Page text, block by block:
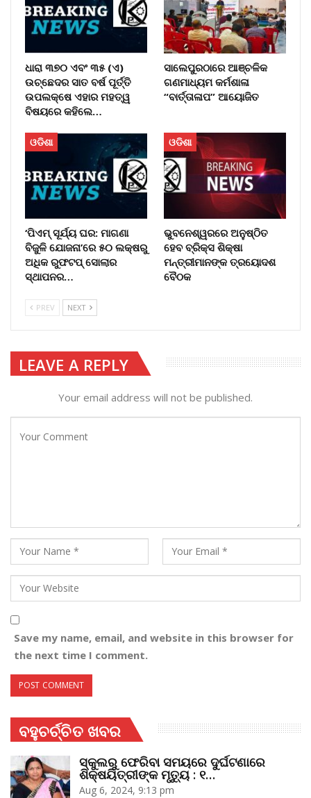
ଧାରା ୩୭୦ ଏବଂ ୩୫ (ଏ)
ଉଚ୍ଛେଦର ସାତ ବର୍ଷ ପୂର୍ତ୍ତି
ଉପଲକ୍ଷେ ଏହାର ମହତ୍ୱ
ବିଷୟରେ କହିଲେ…
ସାଲେପୁରଠାରେ ଆଞ୍ଚଳିକ
ଗଣମାଧ୍ୟମ କର୍ମଶାଳା
“ବାର୍ତ୍ତାଳାପ” ଆୟୋଜିତ
ଓଡିଶା
‘ପିଏମ୍ ସୂର୍ଯ୍ୟ ଘର: ମାଗଣା
ବିଜୁଳି ଯୋଜନା’ରେ ୫୦ ଲକ୍ଷରୁ
ଅଧିକ ରୁଫଟପ୍ ସୋଲାର
ସ୍ଥାପନର…
ଓଡିଶା
ଭୁବନେଶ୍ୱରରେ ଅନୁଷ୍ଠିତ
ହେବ ବ୍ରିକ୍ସ ଶିକ୍ଷା
ମନ୍ତ୍ରୀମାନଙ୍କ ତ୍ରୟୋଦଶ
ବୈଠକ
PREV NEXT
LEAVE A REPLY
Your email address will not be published.
Save my name, email, and website in this browser for
the next time I comment.
ବହୁଚର୍ଚ୍ଚିତ ଖବର
ସ୍କୁଲରୁ ଫେରିବା ସମୟରେ ଦୁର୍ଘଟଣାରେ
ଶିକ୍ଷୟିତ୍ରୀଙ୍କ ମୃତ୍ୟୁ : ୧…
Aug 6, 2024, 9:13 pm